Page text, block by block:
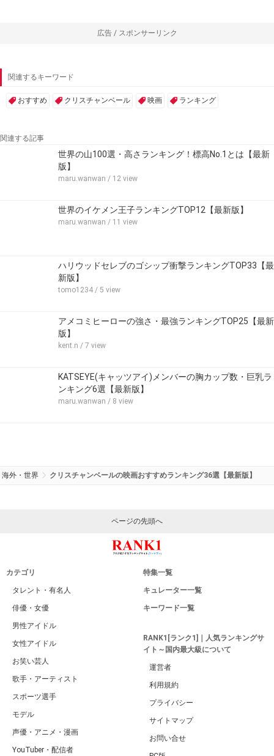
広告 / スポンサーリンク
関連するキーワード
おすすめ クリスチャンベール 映画 ランキング
関連する記事
世界の山100選・高さランキング！標高No.1とは【最新
版】
maru.wanwan / 12 view
世界のイケメン王子ランキングTOP12【最新版】
maru.wanwan / 11 view
ハリウッドセレブのゴシップ衝撃ランキングTOP33【最
新版】
tomo1234 / 5 view
アメコミヒーローの強さ・最強ランキングTOP25【最新
版】
kent.n / 7 view
KATSEYE(キャッツアイ)メンバーの胸カップ数・巨乳ラ
ンキング6選【最新版】
maru.wanwan / 8 view
海外・世界 クリスチャンベールの映画おすすめランキング36選【最新版】
ページの先頭へ
カテゴリ
タレント・有名人
俳優・女優
男性アイドル
女性アイドル
お笑い芸人
歌手・アーティスト
スポーツ選手
モデル
声優・アニメ・漫画
YouTuber・配信者
特集一覧
キュレーター一覧
キーワード一覧
RANK1[ランク1]｜人気ランキングサ
イト～国内最大級について
運営者
利用規約
プライバシー
サイトマップ
お問い合せ